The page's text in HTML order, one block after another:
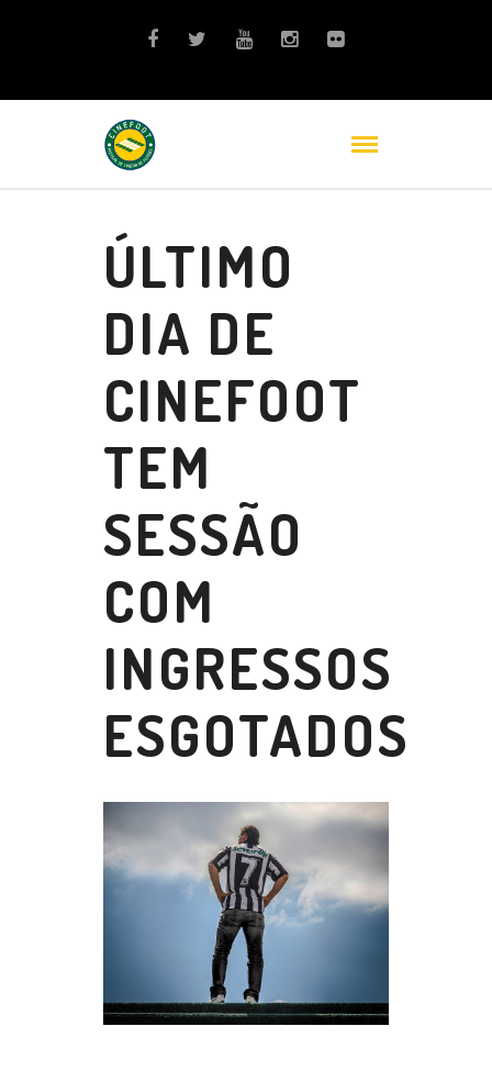
ÚLTIMO
DIA DE
CINEFOOT
TEM
SESSÃO
COM
INGRESSOS
ESGOTADOS